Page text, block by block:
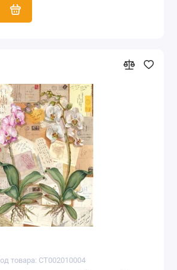
товара: CT002010004